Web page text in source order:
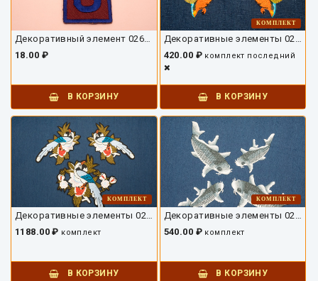
Декоративный элемент 02689ДЭ-01
18.00 ₽
В КОРЗИНУ
КОМПЛЕКТ
Декоративные элементы 02673ДЭ-01
420.00 ₽ комплект последний
В КОРЗИНУ
КОМПЛЕКТ
Декоративные элементы 02670ДЭ-01
1188.00 ₽ комплект
В КОРЗИНУ
КОМПЛЕКТ
Декоративные элементы 02667ДЭ-01
540.00 ₽ комплект
В КОРЗИНУ